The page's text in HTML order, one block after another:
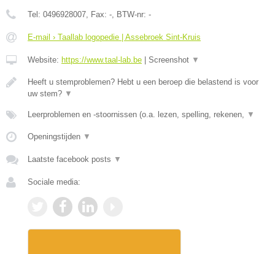
Tel: 0496928007 , Fax: - , BTW-nr: -
E-mail › Taallab logopedie | Assebroek Sint-Kruis
Website: https://www.taal-lab.be | Screenshot ▼
Heeft u stemproblemen? Hebt u een beroep die belastend is voor
uw stem? ▼
Leerproblemen en -stoornissen (o.a. lezen, spelling, rekenen, ▼
Openingstijden ▼
Laatste facebook posts ▼
Sociale media: